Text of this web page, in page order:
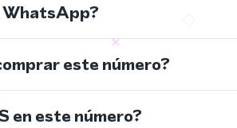
WhatsApp?
este número?
en este número?